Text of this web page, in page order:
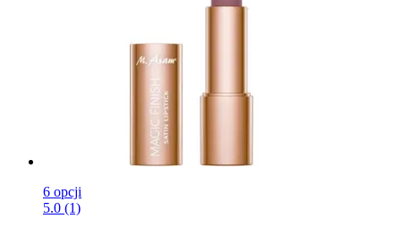
6 opcji
5.0 (1)